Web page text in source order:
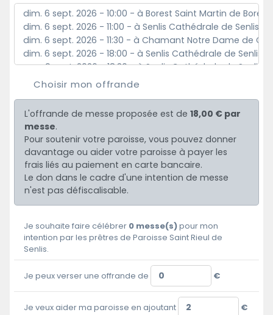
Choisir mon offrande
L'offrande de messe proposée est de18,00 € par
messe.
Pour soutenir votre paroisse, vous pouvez donner
davantage ou aider votre paroisse à payer les
frais liés au paiement en carte bancaire.
Le don dans le cadre d'une intention de messe
n'est pas défiscalisable.
Je souhaite faire célébrer 0 messe(s)pour mon
intention par les prêtres de Paroisse Saint Rieul de
Senlis.
Je peux verser une offrande de €
Je veux aider ma paroisse en ajoutant
€